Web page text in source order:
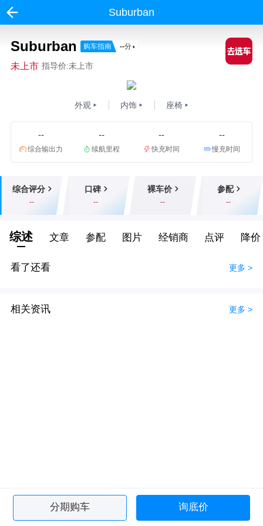
Suburban
Suburban 购车指南 --分
未上市 指导价:未上市
外观 内饰 座椅
--
综合输出力
--
续航里程
--
快充时间
--
慢充时间
综合评分
--
口碑
--
裸车价
--
参配
--
综述 文章 参配 图片 经销商 点评 降价
看了还看 更多 >
相关资讯 更多 >
分期购车 询底价